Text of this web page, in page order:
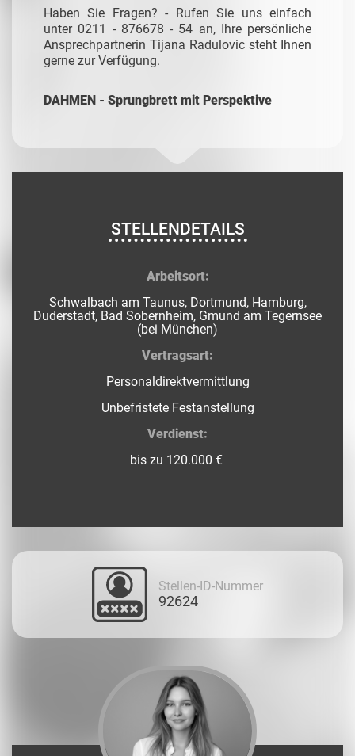
Haben Sie Fragen? - Rufen Sie uns einfach
unter 0211 - 876678 - 54 an, Ihre persönliche
Ansprechpartnerin Tijana Radulovic steht Ihnen
gerne zur Verfügung.
DAHMEN - Sprungbrett mit Perspektive
STELLENDETAILS
Arbeitsort:
Schwalbach am Taunus, Dortmund, Hamburg,
Duderstadt, Bad Sobernheim, Gmund am Tegernsee
(bei München)
Vertragsart:
Personaldirektvermittlung
Unbefristete Festanstellung
Verdienst:
bis zu 120.000 €
Stellen-ID-Nummer
92624